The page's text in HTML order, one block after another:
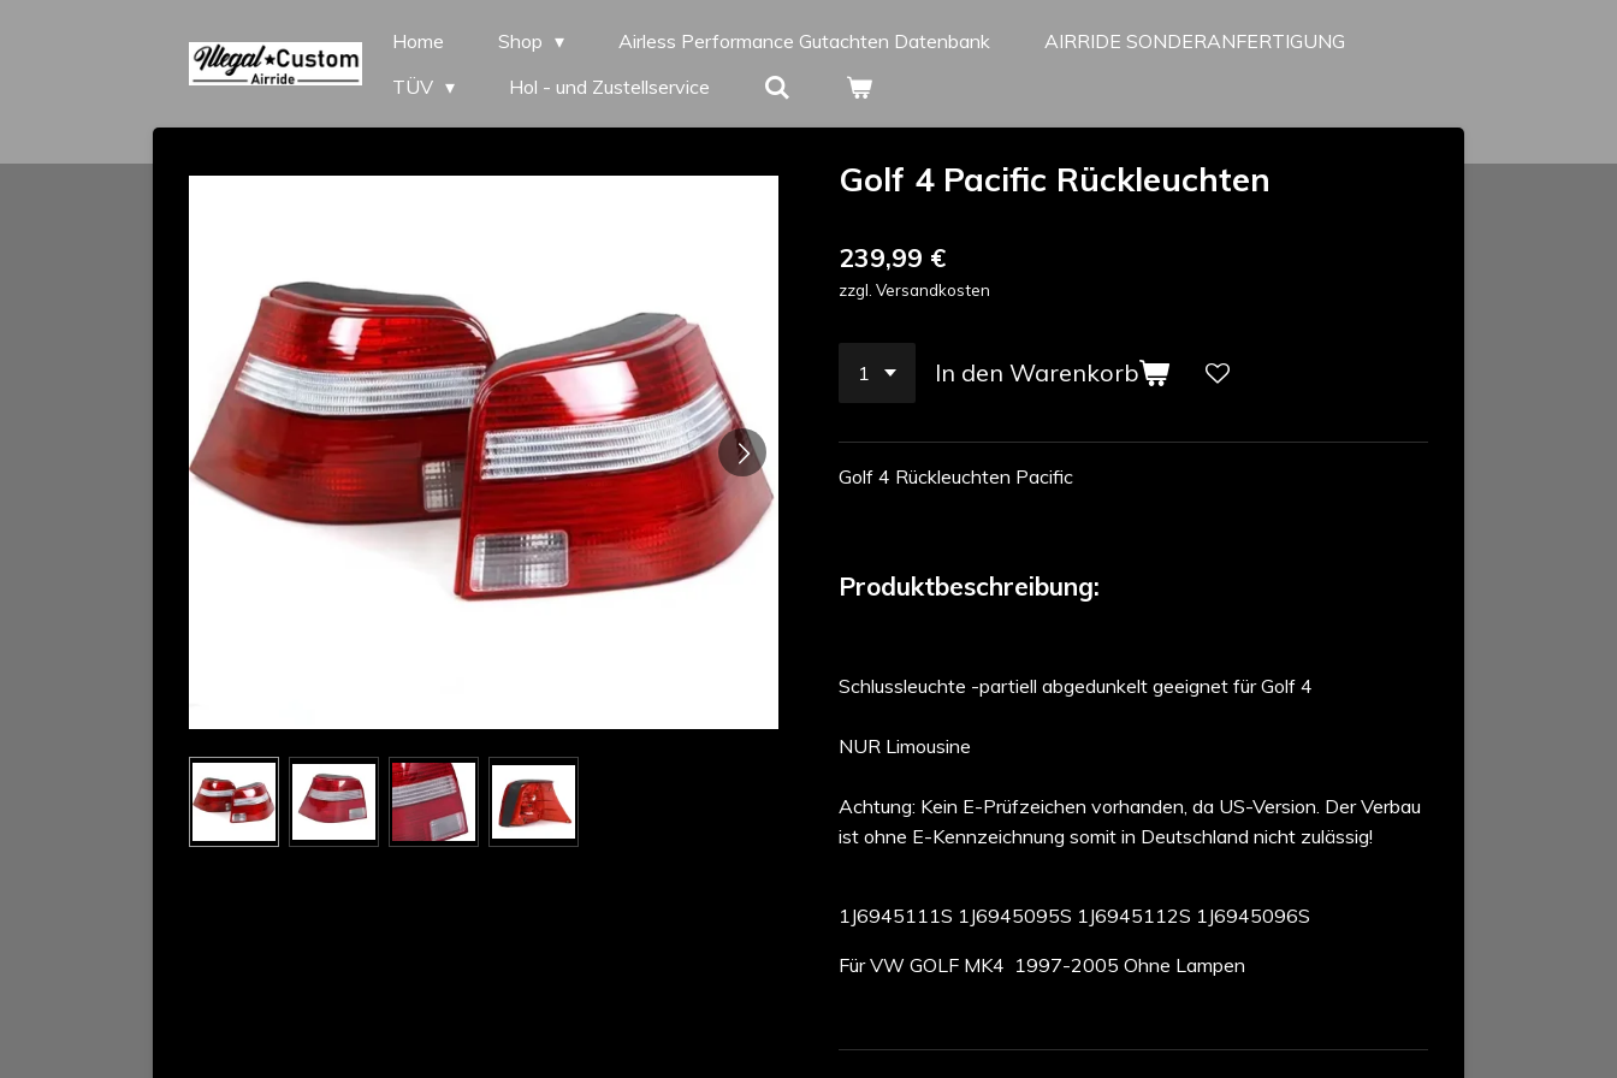
Home Shop Airless Performance Gutachten Datenbank
AIRRIDE SONDERANFERTIGUNG
TÜV
Hol - und Zustellservice
Golf 4 Pacific Rückleuchten
239,99 €
zzgl. Versandkosten
In den Warenkorb
Golf 4 Rückleuchten Pacific
Produktbeschreibung:
Schlussleuchte -partiell abgedunkelt geeignet für Golf 4
NUR Limousine
Achtung: Kein E-Prüfzeichen vorhanden, da US-Version. Der Verbau
ist ohne E-Kennzeichnung somit in Deutschland nicht zulässig!
1J6945111S 1J6945095S 1J6945112S 1J6945096S
Für VW GOLF MK4 1997-2005 Ohne Lampen